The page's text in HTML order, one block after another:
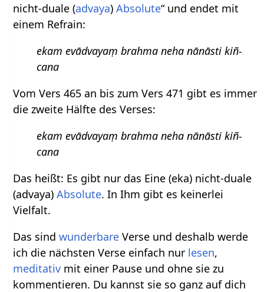
nicht-duale (advaya)Absolute“ und endet mit
einem Refrain:
ekam evādvayaṃ brahma neha nānāsti kiñ-
cana
Vom Vers 465 an bis zum Vers 471 gibt es immer
die zweite Hälfte des Verses:
ekam evādvayaṃ brahma neha nānāsti kiñ-
cana
Das heißt: Es gibt nur das Eine (eka) nicht-duale
(advaya)Absolute. In Ihm gibt es keinerlei
Vielfalt.
Das sindwunderbare Verse und deshalb werde
ich die nächsten Verse einfach nur lesen,
meditativ mit einer Pause und ohne sie zu
kommentieren. Du kannst sie so ganz auf dich